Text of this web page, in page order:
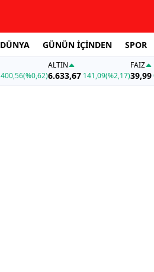
DÜNYA GÜNÜN İÇİNDEN SPOR
400,56(%0,62)
ALTIN
6.633,67 141,09(%2,17)
FAİZ
39,99